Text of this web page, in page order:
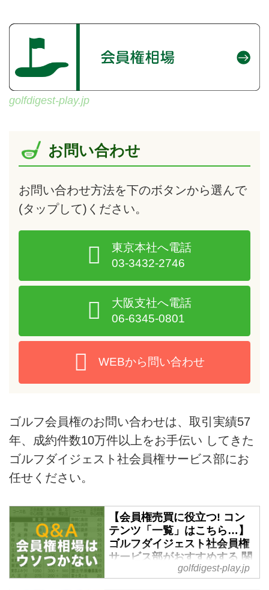
golfdigest-play.jp
お問い合わせ
お問い合わせ方法を下のボタンから選んで
(タップして) ください。
東京本社へ電話
03-3432-2746
大阪支社へ電話
06-6345-0801
WEBから問い合わせ
ゴルフ会員権のお問い合わせは、取引実績57
年、成約件数10万件以上をお手伝い してきた
ゴルフダイジェスト社会員権サービス部にお
任せください。
【会員権売買に役立つ! コン
テンツ「一覧」はこちら…】
ゴルフダイジェスト社会員権
サービス部がおすすめする 関
東 関西「優良コース」情報 -
golfdigest-play.jp